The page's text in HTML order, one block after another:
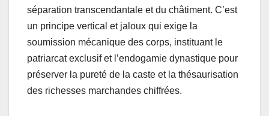
séparation transcendantale et du châtiment. C’est
un principe vertical et jaloux qui exige la
soumission mécanique des corps, instituant le
patriarcat exclusif et l’endogamie dynastique pour
préserver la pureté de la caste et la thésaurisation
des richesses marchandes chiffrées.